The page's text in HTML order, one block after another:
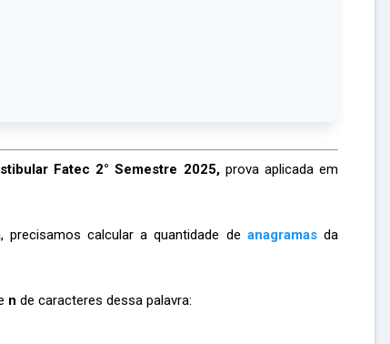
Fatec 2° Semestre 2025,prova aplicada em
precisamos calcular a quantidade de anagramasda
n de caracteres dessa palavra: